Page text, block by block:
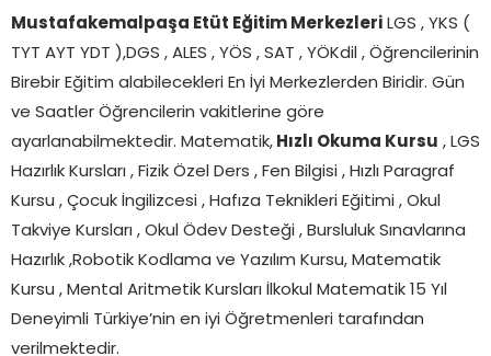
Mustafakemalpaşa Etüt Eğitim Merkezleri LGS , YKS (
TYT AYT YDT ),DGS , ALES , YÖS , SAT , YÖKdil , Öğrencilerinin
Birebir Eğitim alabilecekleri En İyi Merkezlerden Biridir. Gün
ve Saatler Öğrencilerin vakitlerine göre
ayarlanabilmektedir. Matematik, Hızlı Okuma Kursu , LGS
Hazırlık Kursları , Fizik Özel Ders , Fen Bilgisi , Hızlı Paragraf
Kursu , Çocuk İngilizcesi , Hafıza Teknikleri Eğitimi , Okul
Takviye Kursları , Okul Ödev Desteği , Bursluluk Sınavlarına
Hazırlık ,Robotik Kodlama ve Yazılım Kursu, Matematik
Kursu , Mental Aritmetik Kursları İlkokul Matematik 15 Yıl
Deneyimli Türkiye’nin en iyi Öğretmenleri tarafından
verilmektedir.